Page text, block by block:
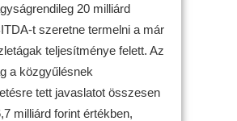
20 milliárd
t szeretne termelni a már
teljesítménye felett. Az
a közgyűlésnek
tett javaslatot összesen
milliárd forint értékben,